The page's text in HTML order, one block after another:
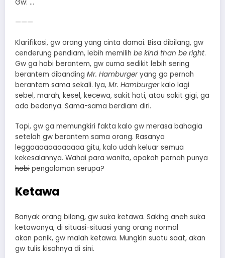
Gw: …
———
Klarifikasi, gw orang yang cinta damai. Bisa dibilang, gw
cenderung pendiam, lebih memilih be kind than be right.
Gw ga hobi berantem, gw cuma sedikit lebih sering
berantem dibanding Mr. Hamburgeryang ga pernah
berantem sama sekali. Iya, Mr. Hamburgerkalo lagi
sebel, marah, kesel, kecewa, sakit hati, atau sakit gigi, ga
ada bedanya. Sama-sama berdiam diri.
Tapi, gw ga memungkiri fakta kalo gw merasa bahagia
setelah gw berantem sama orang. Rasanya
leggaaaaaaaaaaaa gitu, kalo udah keluar semua
kekesalannya. Wahai para wanita, apakah pernah punya
hobi pengalaman serupa?
Ketawa
Banyak orang bilang, gw suka ketawa. Saking aneh suka
ketawanya, di situasi-situasi yang orang normal
akan panik, gw malah ketawa. Mungkin suatu saat, akan
gw tulis kisahnya di sini.